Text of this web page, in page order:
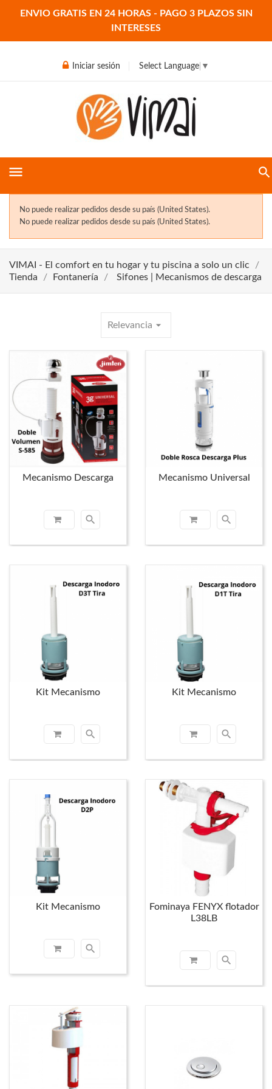
ENVIO GRATIS EN 24 HORAS - PAGO 3 PLAZOS SIN
INTERESES
Iniciar sesión Select Language ▼
menu
No puede realizar pedidos desde su país (United States).
No puede realizar pedidos desde su país (United States).
VIMAI - El comfort en tu hogar y tu piscina a solo un clic
Tienda
Fontanería Sifones | Mecanismos de descarga
Relevancia arrow_drop_down
Mecanismo Descarga
search
Mecanismo Universal
search
Kit Mecanismo
search
Kit Mecanismo
search
Kit Mecanismo
search
Fominaya FENYX flotador
L38LB
search